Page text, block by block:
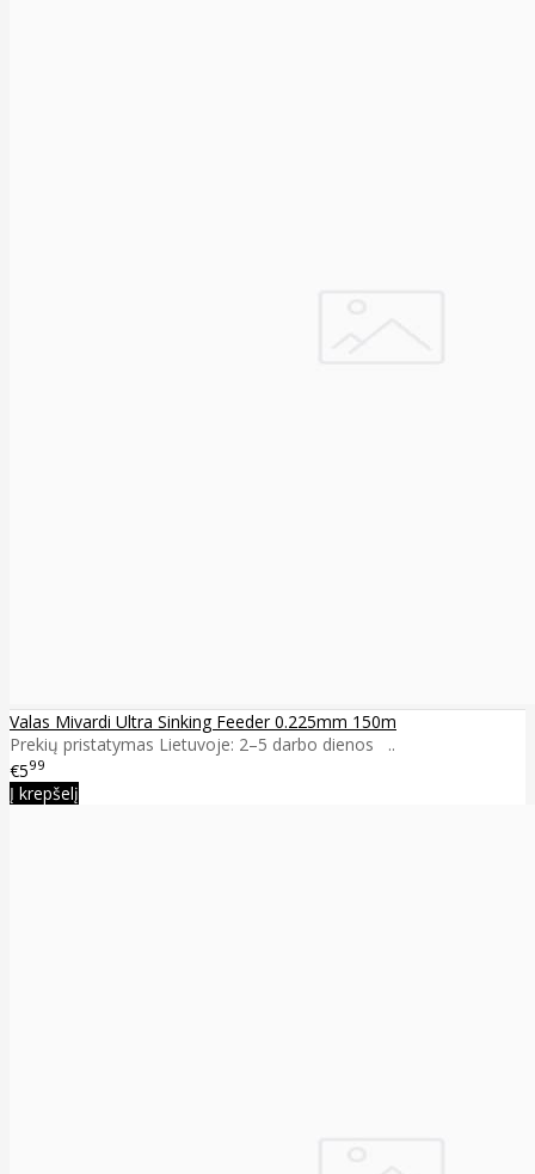
Valas Mivardi Ultra Sinking Feeder 0.225mm 150m
Prekių pristatymas Lietuvoje: 2–5 darbo dienos ..
€599
Į krepšelį